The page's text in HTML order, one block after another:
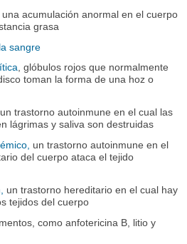
acumulación anormal en el cuerpo
grasa
sangre
, glóbulos rojos que normalmente
toman la forma de una hoz o
un trastorno autoinmune en el cual las
lágrimas y saliva son destruidas
un trastorno autoinmune en el
del cuerpo ataca el tejido
un trastorno hereditario en el cual hay
tejidos del cuerpo
como anfotericina B, litio y